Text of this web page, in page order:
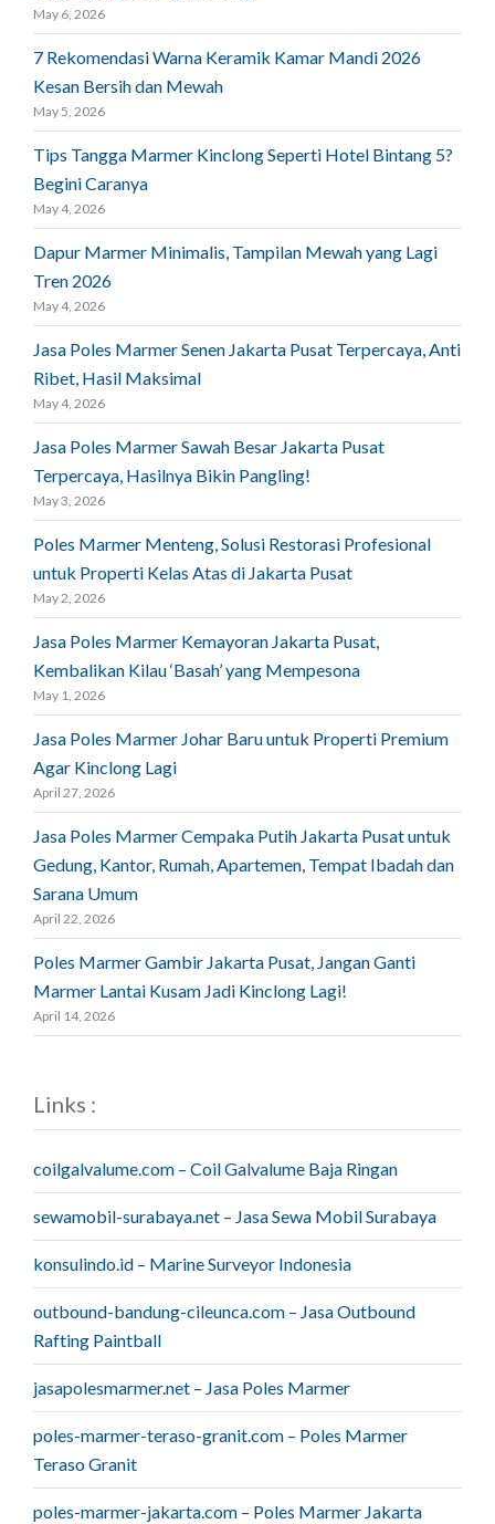
May 6, 2026
7 Rekomendasi Warna Keramik Kamar Mandi 2026
Kesan Bersih dan Mewah
May 5, 2026
Tips Tangga Marmer Kinclong Seperti Hotel Bintang 5?
Begini Caranya
May 4, 2026
Dapur Marmer Minimalis, Tampilan Mewah yang Lagi
Tren 2026
May 4, 2026
Jasa Poles Marmer Senen Jakarta Pusat Terpercaya, Anti
Ribet, Hasil Maksimal
May 4, 2026
Jasa Poles Marmer Sawah Besar Jakarta Pusat
Terpercaya, Hasilnya Bikin Pangling!
May 3, 2026
Poles Marmer Menteng, Solusi Restorasi Profesional
untuk Properti Kelas Atas di Jakarta Pusat
May 2, 2026
Jasa Poles Marmer Kemayoran Jakarta Pusat,
Kembalikan Kilau ‘Basah’ yang Mempesona
May 1, 2026
Jasa Poles Marmer Johar Baru untuk Properti Premium
Agar Kinclong Lagi
April 27, 2026
Jasa Poles Marmer Cempaka Putih Jakarta Pusat untuk
Gedung, Kantor, Rumah, Apartemen, Tempat Ibadah dan
Sarana Umum
April 22, 2026
Poles Marmer Gambir Jakarta Pusat, Jangan Ganti
Marmer Lantai Kusam Jadi Kinclong Lagi!
April 14, 2026
Links :
coilgalvalume.com – Coil Galvalume Baja Ringan
sewamobil-surabaya.net – Jasa Sewa Mobil Surabaya
konsulindo.id – Marine Surveyor Indonesia
outbound-bandung-cileunca.com – Jasa Outbound
Rafting Paintball
jasapolesmarmer.net – Jasa Poles Marmer
poles-marmer-teraso-granit.com – Poles Marmer
Teraso Granit
poles-marmer-jakarta.com – Poles Marmer Jakarta